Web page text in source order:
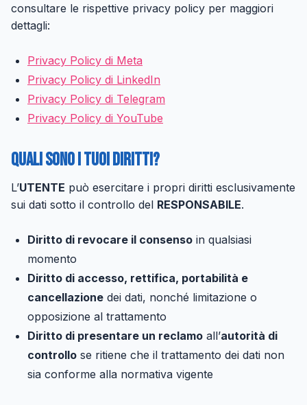
consultare le rispettive privacy policy per maggiori
dettagli:
Privacy Policy di Meta
Privacy Policy di LinkedIn
Privacy Policy di Telegram
Privacy Policy di YouTube
Quali sono i tuoi diritti?
L’UTENTE può esercitare i propri diritti esclusivamente
sui dati sotto il controllo del RESPONSABILE.
Diritto di revocare il consenso in qualsiasi
momento
Diritto di accesso, rettifica, portabilità e
cancellazione dei dati, nonché limitazione o
opposizione al trattamento
Diritto di presentare un reclamo all’autorità di
controllo se ritiene che il trattamento dei dati non
sia conforme alla normativa vigente